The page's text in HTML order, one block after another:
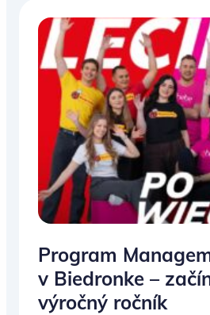
Program
v Biedronke –
výročný ročník